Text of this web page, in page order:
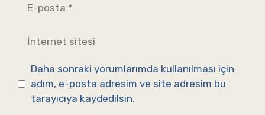
posta
İnternet
sitesi
Daha sonraki yorumlarımda kullanılması için
adım, e-posta adresim ve site adresim bu
tarayıcıya kaydedilsin.